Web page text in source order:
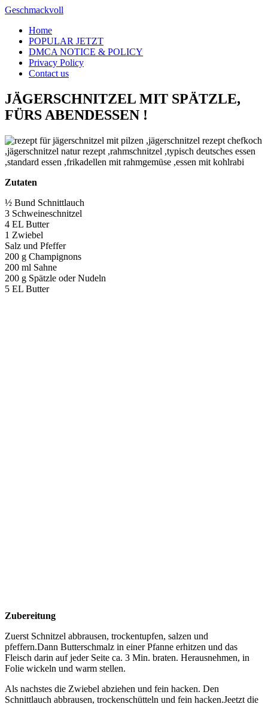
Skip
content
Geschmackvoll
Home
POPULAR JETZT
DMCA NOTICE & POLICY
Privacy Policy
Contact us
JÄGERSCHNITZEL MIT SPÄTZLE,
FÜRS ABENDESSEN !
Zutaten
½ Bund Schnittlauch
3 Schweineschnitzel
4 EL Butter
1 Zwiebel
Salz und Pfeffer
200 g Champignons
200 ml Sahne
200 g Spätzle oder Nudeln
5 EL Butter
Zubereitung
Zuerst Schnitzel abbrausen, trockentupfen, salzen und
pfeffern.Dann Butterschmalz in einer Pfanne erhitzen und das
Fleisch darin auf jeder Seite ca. 3 Min. braten. Herausnehmen, in
Folie wickeln und warm stellen.
Als nachstes die Zwiebel abziehen und fein hacken. Den
Schnittlauch abbrausen, trockenschütteln und fein hacken.Jeetzt die